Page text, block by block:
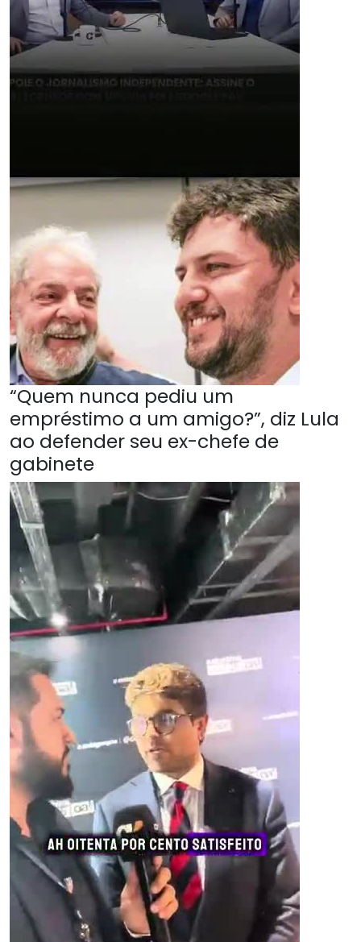
“Quem nunca pediu um
empréstimo a um amigo?”, diz Lula
ao defender seu ex-chefe de
gabinete